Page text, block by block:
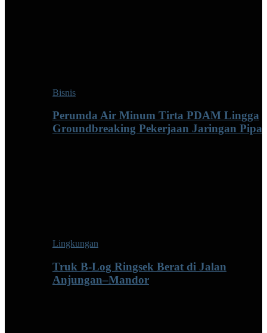
Bisnis
Perumda Air Minum Tirta PDAM Lingga
Groundbreaking Pekerjaan Jaringan Pipa
Lingkungan
Truk B-Log Ringsek Berat di Jalan
Anjungan–Mandor